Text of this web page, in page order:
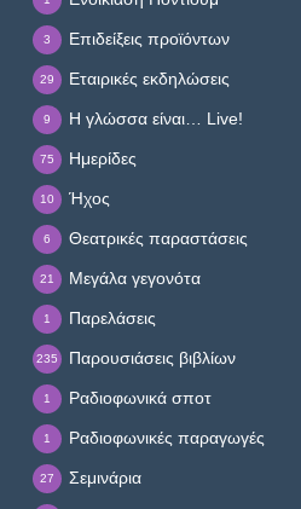
Επιδείξεις προϊόντων
3
Εταιρικές εκδηλώσεις
29
Η γλώσσα είναι… Live!
9
Ημερίδες
75
Ήχος
10
Θεατρικές παραστάσεις
6
Μεγάλα γεγονότα
21
Παρελάσεις
1
Παρουσιάσεις βιβλίων
235
Ραδιοφωνικά σποτ
1
Ραδιοφωνικές παραγωγές
1
Σεμινάρια
27